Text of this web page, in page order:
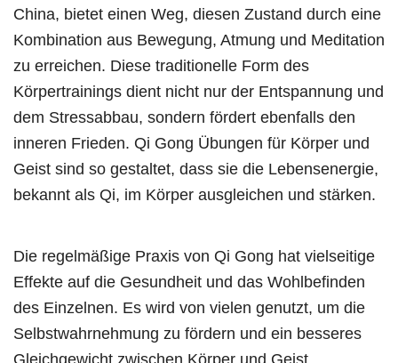
China, bietet einen Weg, diesen Zustand durch eine
Kombination aus Bewegung, Atmung und Meditation
zu erreichen. Diese traditionelle Form des
Körpertrainings dient nicht nur der Entspannung und
dem Stressabbau, sondern fördert ebenfalls den
inneren Frieden. Qi Gong Übungen für Körper und
Geist sind so gestaltet, dass sie die Lebensenergie,
bekannt als Qi, im Körper ausgleichen und stärken.
Die regelmäßige Praxis von Qi Gong hat vielseitige
Effekte auf die Gesundheit und das Wohlbefinden
des Einzelnen. Es wird von vielen genutzt, um die
Selbstwahrnehmung zu fördern und ein besseres
Gleichgewicht zwischen Körper und Geist